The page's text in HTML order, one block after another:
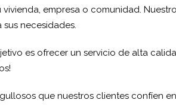
vivienda, empresa o comunidad.
necesidades.
es ofrecer un servicio de alta
que nuestros clientes confíen